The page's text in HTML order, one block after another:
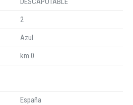
2
Azul
km 0
España